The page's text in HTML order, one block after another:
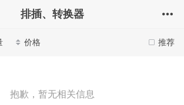
排插、转换器
推荐
价格
抱歉，暂无相关信息